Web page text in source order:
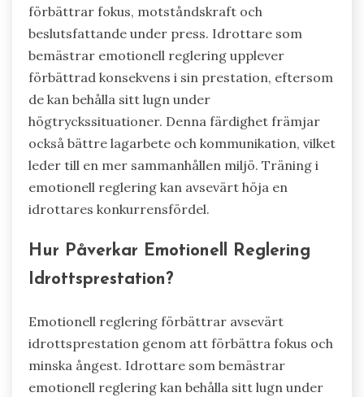
förbättrar fokus, motståndskraft och
beslutsfattande under press. Idrottare som
bemästrar emotionell reglering upplever
förbättrad konsekvens i sin prestation, eftersom
de kan behålla sitt lugn under
högtryckssituationer. Denna färdighet främjar
också bättre lagarbete och kommunikation, vilket
leder till en mer sammanhållen miljö. Träning i
emotionell reglering kan avsevärt höja en
idrottares konkurrensfördel.
Hur Påverkar Emotionell Reglering
Idrottsprestation?
Emotionell reglering förbättrar avsevärt
idrottsprestation genom att förbättra fokus och
minska ångest. Idrottare som bemästrar
emotionell reglering kan behålla sitt lugn under